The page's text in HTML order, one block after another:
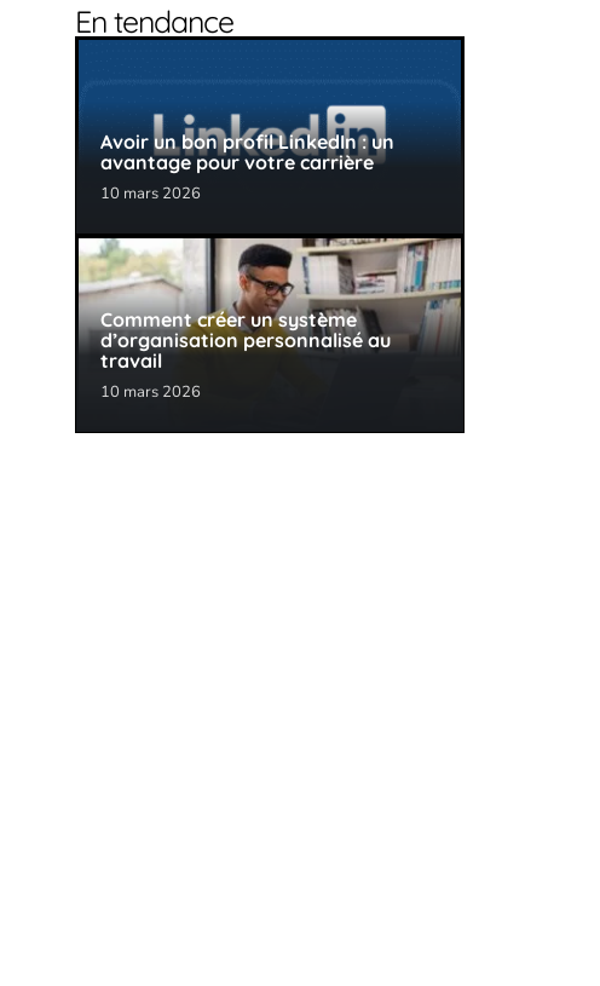
En tendance
Avoir un bon profil LinkedIn : un
avantage pour votre carrière
10 mars 2026
Comment créer un système
d’organisation personnalisé au
travail
10 mars 2026